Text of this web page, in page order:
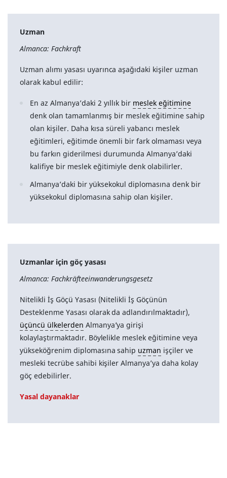
Uzman
Almanca: Fachkraft
Uzman alımı yasası uyarınca aşağıdaki kişiler uzman
olarak kabul edilir:
En az Almanya’daki 2 yıllık bir meslek eğitimine
denk olan tamamlanmış bir meslek eğitimine sahip
olan kişiler. Daha kısa süreli yabancı meslek
eğitimleri, eğitimde önemli bir fark olmaması veya
bu farkın giderilmesi durumunda Almanya’daki
kalifiye bir meslek eğitimiyle denk olabilirler.
Almanya’daki bir yüksekokul diplomasına denk bir
yüksekokul diplomasına sahip olan kişiler.
Uzmanlar için göç yasası
Almanca: Fachkräfteeinwanderungsgesetz
Nitelikli İş Göçü Yasası (Nitelikli İş Göçünün
Desteklenme Yasası olarak da adlandırılmaktadır),
üçüncü ülkelerden Almanya’ya girişi
kolaylaştırmaktadır. Böylelikle meslek eğitimine veya
yükseköğrenim diplomasına sahip uzman işçiler ve
mesleki tecrübe sahibi kişiler Almanya’ya daha kolay
göç edebilirler.
Yasal dayanaklar